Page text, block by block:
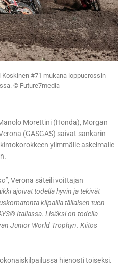
#71 mukana loppucrossin
© Future7media
Morettini (Honda), Morgan
(GASGAS) saivat sankarin
ylimmälle askelmalle
, Verona säteili voittajan
ajoivat todella hyvin ja tekivät
kilpailla tällaisen tuen
Italiassa. Lisäksi on todella
Junior World Trophyn. Kiitos
hienosti toiseksi.